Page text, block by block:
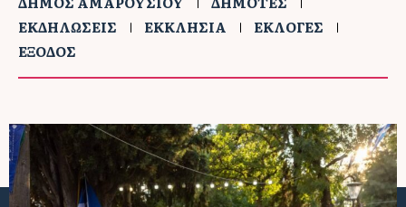
ΕΚΔΗΛΩΣΕΙΣ
ΕΚΚΛΗΣΙΑ
ΕΚΛΟΓΕΣ
ΕΞΟΔΟΣ